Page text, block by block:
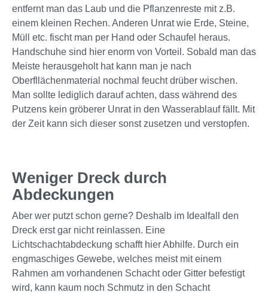
entfernt man das Laub und die Pflanzenreste mit z.B.
einem kleinen Rechen. Anderen Unrat wie Erde, Steine,
Müll etc. fischt man per Hand oder Schaufel heraus.
Handschuhe sind hier enorm von Vorteil. Sobald man das
Meiste herausgeholt hat kann man je nach
Oberfllächenmaterial nochmal feucht drüber wischen.
Man sollte lediglich darauf achten, dass während des
Putzens kein gröberer Unrat in den Wasserablauf fällt. Mit
der Zeit kann sich dieser sonst zusetzen und verstopfen.
Weniger Dreck durch
Abdeckungen
Aber wer putzt schon gerne? Deshalb im Idealfall den
Dreck erst gar nicht reinlassen. Eine
Lichtschachtabdeckung schafft hier Abhilfe. Durch ein
engmaschiges Gewebe, welches meist mit einem
Rahmen am vorhandenen Schacht oder Gitter befestigt
wird, kann kaum noch Schmutz in den Schacht